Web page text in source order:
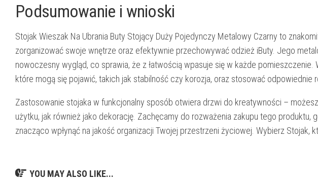
Podsumowanie i wnioski
Stojak Wieszak Na Ubrania Buty Stojący Duży Pojedynczy Metalowy Czarny to
zorganizować swoje wnętrze oraz efektywnie przechowywać odzież iButy. Jego
nowoczesny wygląd, co sprawia, że z łatwością wpasuje się w każde
które mogą się pojawić, takich jak stabilność czy korozja, oraz stosować odpowiednie
Zastosowanie stojaka w funkcjonalny sposób otwiera drzwi do kreatywności –
użytku, jak również jako dekorację. Zachęcamy do rozważenia zakupu tego produktu,
znacząco wpłynąć na jakość organizacji Twojej przestrzeni życiowej. Wybierz Stojak,
YOU MAY ALSO LIKE...